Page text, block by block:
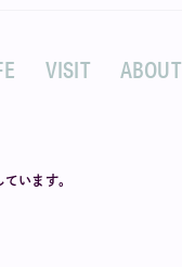
VISIT ABOUT
います。